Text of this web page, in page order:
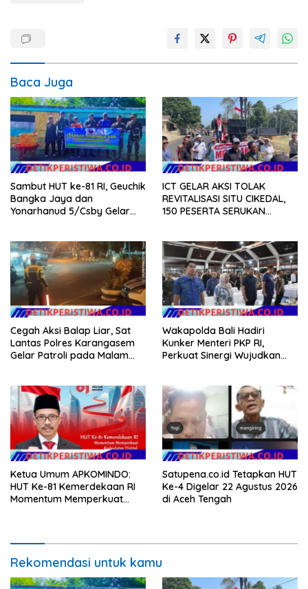
Baca Juga
Sambut HUT ke-81 RI, Geuchik
Bangka Jaya dan
Yonarhanud 5/Csby Gelar
ICT GELAR AKSI TOLAK
REVITALISASI SITU CIKEDAL,
150 PESERTA SERUKAN
Cegah Aksi Balap Liar, Sat
Lantas Polres Karangasem
Gelar Patroli pada Malam
Wakapolda Bali Hadiri
Kunker Menteri PKP RI,
Perkuat Sinergi Wujudkan
Ketua Umum APKOMINDO:
HUT Ke-81 Kemerdekaan RI
Momentum Memperkuat
Satupena.co.id Tetapkan HUT
Ke-4 Digelar 22 Agustus 2026
di Aceh Tengah
Rekomendasi untuk kamu